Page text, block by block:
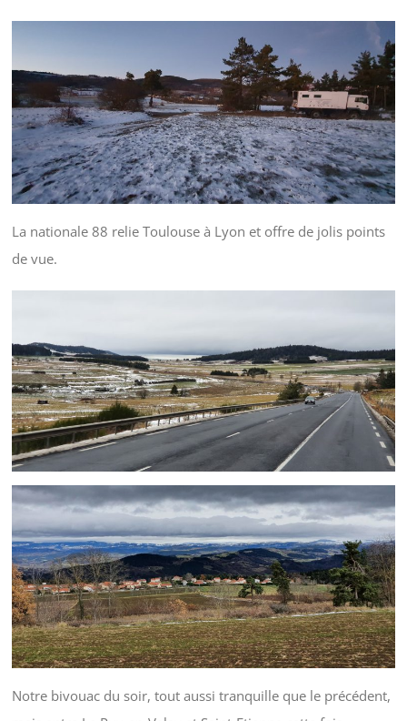
La nationale 88 relie Toulouse à Lyon et offre de jolis points
de vue.
Notre bivouac du soir, tout aussi tranquille que le précédent,